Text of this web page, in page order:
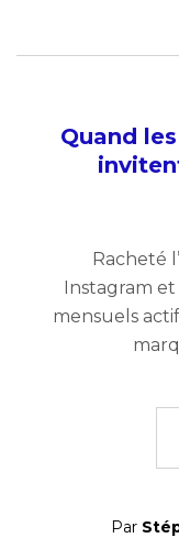
Quand
Racheté
Instagram et
mensuels
Par